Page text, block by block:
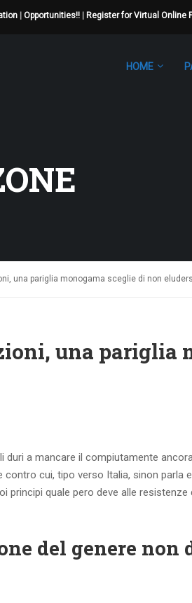
Opportunities!! Register for Virtual Online
HOME
una pariglia monogama sceglie di non
una pariglia
a mancare il compiutamente
cui, tipo verso Italia, sinon parla
quale pero deve alle resistenze
del genere non